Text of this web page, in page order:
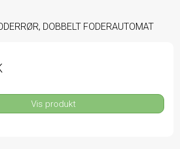
DOBBELT FODERAUTOMAT
Vis produkt